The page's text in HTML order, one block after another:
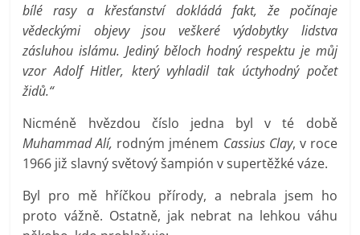
bílé rasy a křesťanství dokládá fakt, že počínaje
vědeckými objevy jsou veškeré výdobytky lidstva
zásluhou islámu. Jediný běloch hodný respektu je můj
vzor Adolf Hitler, který vyhladil tak úctyhodný počet
židů.“
Nicméně hvězdou číslo jedna byl v té době
Muhammad Alí, rodným jménem Cassius Clay, v roce
1966 již slavný světový šampión v supertěžké váze.
Byl pro mě hříčkou přírody, a nebrala jsem ho
proto vážně. Ostatně, jak nebrat na lehkou váhu